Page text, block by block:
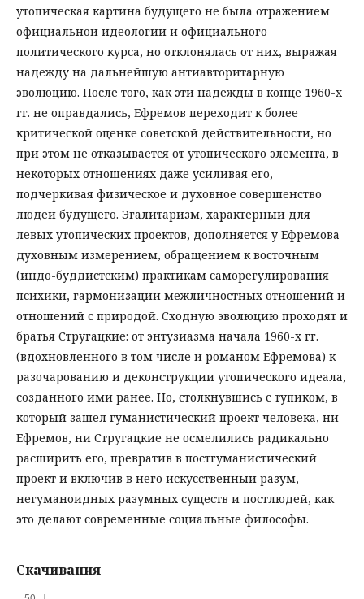
утопическая картина будущего не была отражением
официальной идеологии и официального
политического курса, но отклонялась от них, выражая
надежду на дальнейшую антиавторитарную
эволюцию. После того, как эти надежды в конце 1960-х
гг. не оправдались, Ефремов переходит к более
критической оценке советской действительности, но
при этом не отказывается от утопического элемента, в
некоторых отношениях даже усиливая его,
подчеркивая физическое и духовное совершенство
людей будущего. Эгалитаризм, характерный для
левых утопических проектов, дополняется у Ефремова
духовным измерением, обращением к восточным
(индо-буддистским) практикам саморегулирования
психики, гармонизации межличностных отношений и
отношений с природой. Сходную эволюцию проходят и
братья Стругацкие: от энтузиазма начала 1960-х гг.
(вдохновленного в том числе и романом Ефремова) к
разочарованию и деконструкции утопического идеала,
созданного ими ранее. Но, столкнувшись с тупиком, в
который зашел гуманистический проект человека, ни
Ефремов, ни Стругацкие не осмелились радикально
расширить его, превратив в постгуманистический
проект и включив в него искусственный разум,
негуманоидных разумных существ и постлюдей, как
это делают современные социальные философы.
Скачивания